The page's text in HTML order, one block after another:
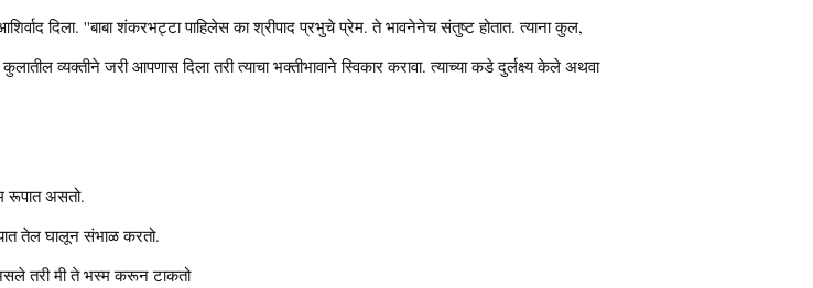
दिला. ''बाबा शंकरभट्टा पाहिलेस का श्रीपाद प्रभुचे प्रेम. ते भावनेनेच संतुष्ट होतात. त्याना कुल,
व्यक्तीने जरी आपणास दिला तरी त्याचा भक्तीभावाने स्विकार करावा. त्याच्या कडे दुर्लक्ष्य केले अथवा
रूपात असतो.
तेल घालून संभाळ करतो.
तरी मी ते भस्म करून टाकतो